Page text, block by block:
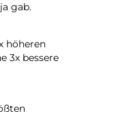
gab.
höheren
3x bessere
in deiner